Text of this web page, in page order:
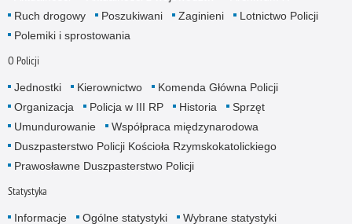
Ruch drogowy
Poszukiwani Zaginieni
Lotnictwo Policji
Polemiki i sprostowania
O Policji
Jednostki Kierownictwo
Komenda Główna Policji
Organizacja
Policja w III RP Historia
Sprzęt
Umundurowanie
Współpraca międzynarodowa
Duszpasterstwo Policji Kościoła Rzymskokatolickiego
Prawosławne Duszpasterstwo Policji
Statystyka
Informacje Ogólne statystyki
Wybrane statystyki